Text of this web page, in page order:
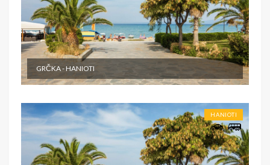
Od 7 do 10-15 noći
NAPOMENE O CENI
Fisrt minute
U CENU JE UKLJUČENO
autobusom (visokopodni ili dabldeker, audio i video
opremljenost, klima, wi-fi) ili sopstvenim prevozom do
odabrane destinacije - Smeštaj na bazi izabranog broja
noćenja u izabranom objektu u studijima/apartmanima; -
Usluge predstavnika agencije organizatora putovanja ili
GRČKA - HANIOTI
HANIOTI